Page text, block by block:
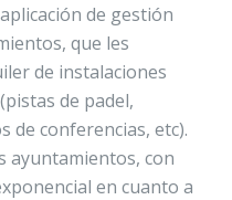
de gestión
que les
de instalaciones
de padel,
de conferencias, etc).
ayuntamientos, con
en cuanto a